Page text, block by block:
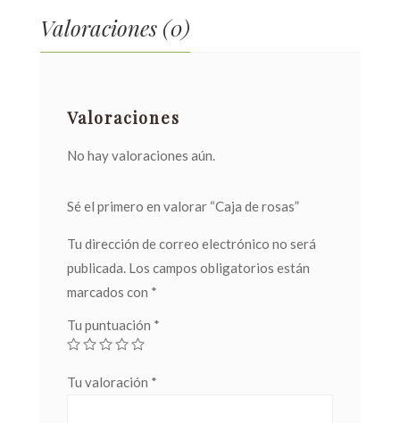
Valoraciones (0)
Valoraciones
No hay valoraciones aún.
Sé el primero en valorar “Caja de rosas”
Tu dirección de correo electrónico no será
publicada. Los campos obligatorios están
marcados con *
Tu puntuación *
Tu valoración *